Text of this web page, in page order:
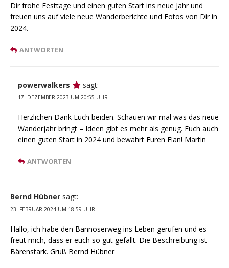
Dir frohe Festtage und einen guten Start ins neue Jahr und
freuen uns auf viele neue Wanderberichte und Fotos von Dir in
2024.
ANTWORTEN
powerwalkers sagt:
17. DEZEMBER 2023 UM 20:55 UHR
Herzlichen Dank Euch beiden. Schauen wir mal was das neue
Wanderjahr bringt – Ideen gibt es mehr als genug. Euch auch
einen guten Start in 2024 und bewahrt Euren Elan! Martin
ANTWORTEN
Bernd Hübner sagt:
23. FEBRUAR 2024 UM 18:59 UHR
Hallo, ich habe den Bannoserweg ins Leben gerufen und es
freut mich, dass er euch so gut gefällt. Die Beschreibung ist
Bärenstark. Gruß Bernd Hübner